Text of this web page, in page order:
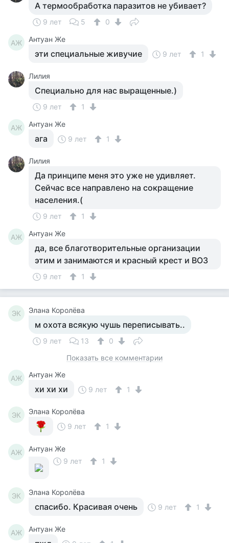
А термообработка паразитов не убивает?
9 лет 5 0
АЖ Антуан Же
эти специальные живучие 9 лет 1
Лилия
Специально для нас выращенные.)
9 лет 1
АЖ Антуан Же
ага 9 лет 1
Лилия
Да принципе меня это уже не удивляет.
Сейчас все направлено на сокращение
населения.(
9 лет 1
АЖ Антуан Же
да, все благотворительные организации
этим и занимаются и красный крест и ВОЗ
9 лет 1
ЭК Элана Королёва
м охота всякую чушь переписывать..
9 лет 13
0
Показать все комментарии
АЖ Антуан Же
хи хи хи 9 лет 1
ЭК
Элана Королёва
9 лет
1
АЖ
Антуан Же
9 лет
1
ЭК Элана Королёва
спасибо. Красивая очень 9 лет 1
АЖ Антуан Же